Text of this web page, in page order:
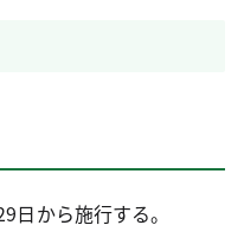
から施行する。